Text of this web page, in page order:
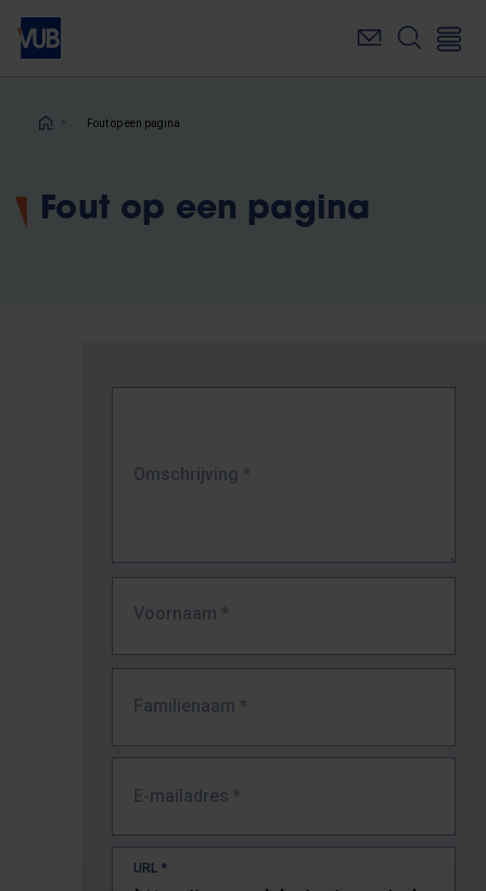
Overslaan
naar
inhoudKruimelpad
Fout op een pagina
Fout op een pagina
Omschrijving *
Voornaam *
Familienaam *
E-mailadres *
URL *